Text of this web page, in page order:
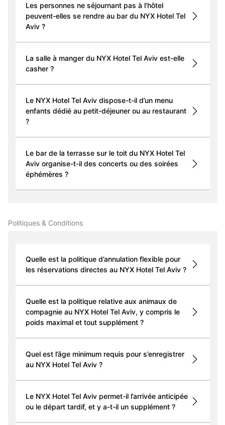
Les personnes ne séjournant pas à l’hôtel
peuvent-elles se rendre au bar du NYX Hotel Tel
Aviv ?
La salle à manger du NYX Hotel Tel Aviv est-elle
casher ?
Le NYX Hotel Tel Aviv dispose-t-il d’un menu
enfants dédié au petit-déjeuner ou au restaurant
?
Le bar de la terrasse sur le toit du NYX Hotel Tel
Aviv organise-t-il des concerts ou des soirées
éphémères ?
Politiques & Conditions
Quelle est la politique d’annulation flexible pour
les réservations directes au NYX Hotel Tel Aviv ?
Quelle est la politique relative aux animaux de
compagnie au NYX Hotel Tel Aviv, y compris le
poids maximal et tout supplément ?
Quel est l’âge minimum requis pour s’enregistrer
au NYX Hotel Tel Aviv ?
Le NYX Hotel Tel Aviv permet-il l’arrivée anticipée
ou le départ tardif, et y a-t-il un supplément ?